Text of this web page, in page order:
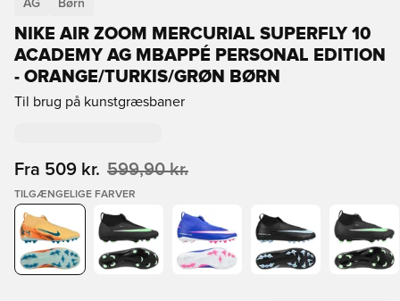
AG Børn
NIKE AIR ZOOM MERCURIAL SUPERFLY 10
ACADEMY AG MBAPPÉ PERSONAL EDITION
- ORANGE/TURKIS/GRØN BØRN
Til brug på kunstgræsbaner
Fra 509 kr. 599,90 kr.
TILGÆNGELIGE FARVER